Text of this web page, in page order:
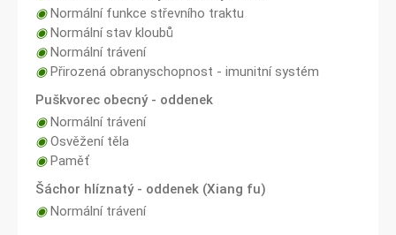
◉Normální funkce střevního traktu
◉Normální stav kloubů
◉Normální trávení
◉Přirozená obranyschopnost - imunitní systém
Puškvorec obecný - oddenek
◉Normální trávení
◉Osvěžení těla
◉Paměť
Šáchor hlíznatý - oddenek (Xiang fu)
◉Normální trávení